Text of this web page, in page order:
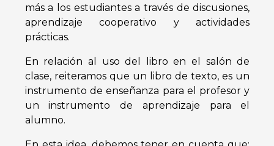
más a los estudiantes a través de discusiones,
aprendizaje cooperativo yactividades
prácticas.
En relación al uso del libro en el salón de
clase, reiteramos que un libro de texto,es un
instrumento de enseñanza para el profesor y
un instrumento de aprendizaje para el
alumno.